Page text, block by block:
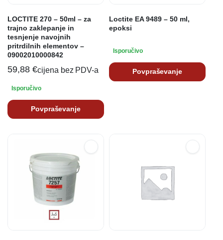
LOCTITE 270 – 50ml – za
trajno zaklepanje in
tesnjenje navojnih
pritrdilnih elementov –
09002010000842
59,88 €cijena bez PDV-a
Isporučivo
Povpraševanje
Loctite EA 9489 – 50 ml,
epoksi
Isporučivo
Povpraševanje